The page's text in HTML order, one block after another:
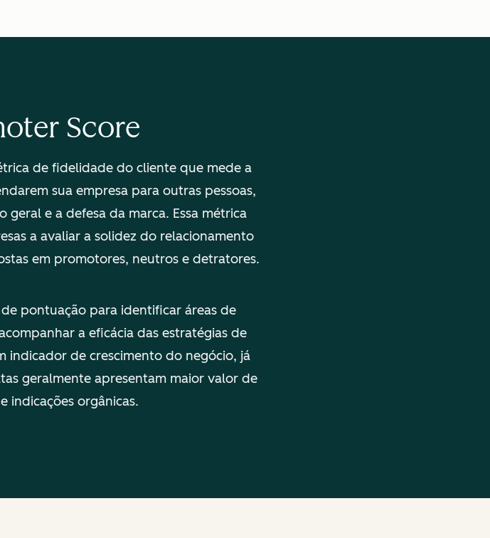
Score
de fidelidade do cliente que mede a
sua empresa para outras pessoas,
geral e a defesa da marca. Essa métrica
a avaliar a solidez do relacionamento
em promotores, neutros e detratores.
de pontuação para identificar áreas de
a eficácia das estratégias de
indicador de crescimento do negócio, já
geralmente apresentam maior valor de
indicações orgânicas.